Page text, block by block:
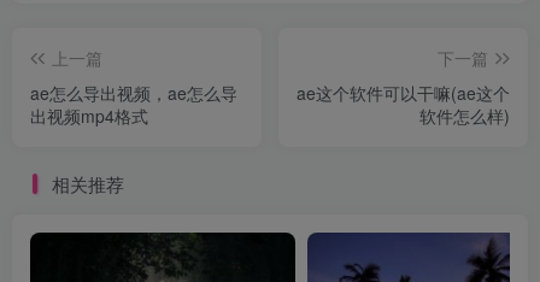
上一篇
ae怎么导出视频，ae怎么导
出视频mp4格式
下一篇
ae这个软件可以干嘛(ae这个
软件怎么样)
相关推荐